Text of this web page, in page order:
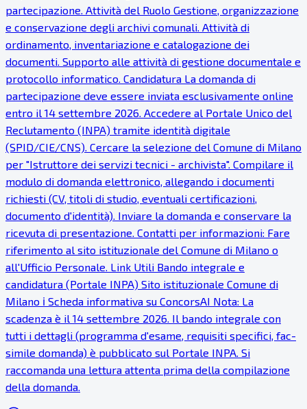
partecipazione. Attività del Ruolo Gestione, organizzazione
e conservazione degli archivi comunali. Attività di
ordinamento, inventariazione e catalogazione dei
documenti. Supporto alle attività di gestione documentale e
protocollo informatico. Candidatura La domanda di
partecipazione deve essere inviata esclusivamente online
entro il 14 settembre 2026. Accedere al Portale Unico del
Reclutamento (INPA) tramite identità digitale
(SPID/CIE/CNS). Cercare la selezione del Comune di Milano
per "Istruttore dei servizi tecnici - archivista". Compilare il
modulo di domanda elettronico, allegando i documenti
richiesti (CV, titoli di studio, eventuali certificazioni,
documento d'identità). Inviare la domanda e conservare la
ricevuta di presentazione. Contatti per informazioni: Fare
riferimento al sito istituzionale del Comune di Milano o
all'Ufficio Personale. Link Utili Bando integrale e
candidatura (Portale INPA) Sito istituzionale Comune di
Milano ℹ Scheda informativa su ConcorsAI Nota: La
scadenza è il 14 settembre 2026. Il bando integrale con
tutti i dettagli (programma d'esame, requisiti specifici, fac-
simile domanda) è pubblicato sul Portale INPA. Si
raccomanda una lettura attenta prima della compilazione
della domanda.